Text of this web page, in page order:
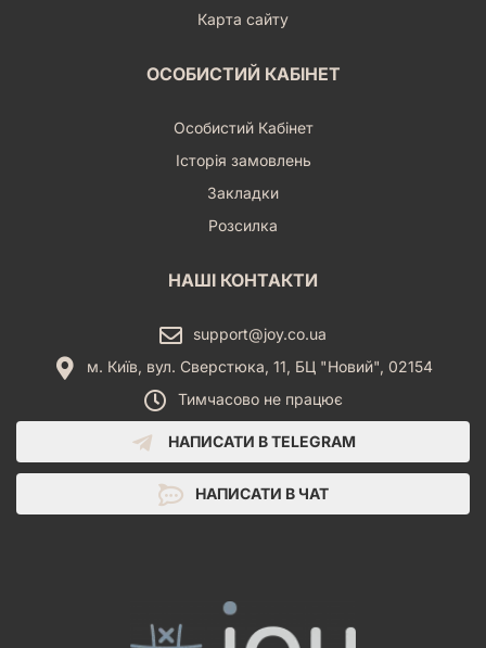
Карта сайту
ОСОБИСТИЙ КАБІНЕТ
Особистий Кабінет
Історія замовлень
Закладки
Розсилка
НАШІ КОНТАКТИ
support@joy.co.ua
м. Київ, вул. Сверстюка, 11, БЦ "Новий", 02154
Тимчасово не працює
НАПИСАТИ В TELEGRAM
НАПИСАТИ В ЧАТ